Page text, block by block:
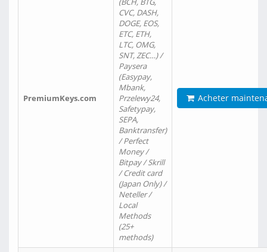
PremiumKeys.com
CVC, DASH,
DOGE, EOS,
ETC, ETH,
LTC, OMG,
SNT, ZEC…) /
Paysera
(Easypay,
Mbank,
Przelewy24,
Safetypay,
SEPA,
Banktransfer)
/ Perfect
Money /
Bitpay / Skrill
/ Credit card
(Japan Only) /
Neteller /
Local
Methods
(25+
methods)
Acheter